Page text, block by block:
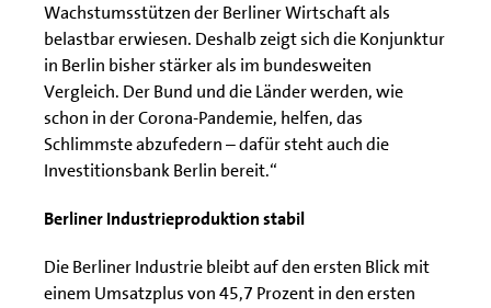
Wachstumsstützen der Berliner Wirtschaft als
belastbar erwiesen. Deshalb zeigt sich die Konjunktur
in Berlin bisher stärker als im bundesweiten
Vergleich. Der Bund und die Länder werden, wie
schon in der Corona-Pandemie, helfen, das
Schlimmste abzufedern – dafür steht auch die
Investitionsbank Berlin bereit.“
Berliner Industrieproduktion stabil
Die Berliner Industrie bleibt auf den ersten Blick mit
einem Umsatzplus von 45,7 Prozent in den ersten